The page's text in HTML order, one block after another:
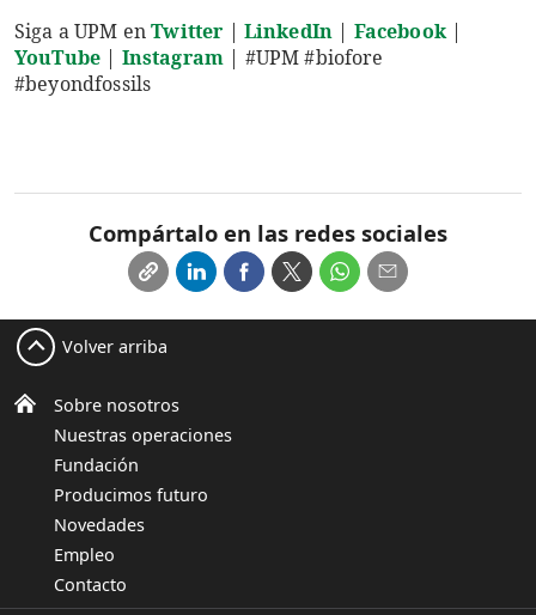
Siga a UPM enTwitter | LinkedIn | Facebook|
YouTube | Instagram | #UPM #biofore
#beyondfossils
Compártalo en las redes sociales
Sobre nosotros
Nuestras operaciones
Fundación
Producimos futuro
Novedades
Empleo
Contacto
Volver arriba